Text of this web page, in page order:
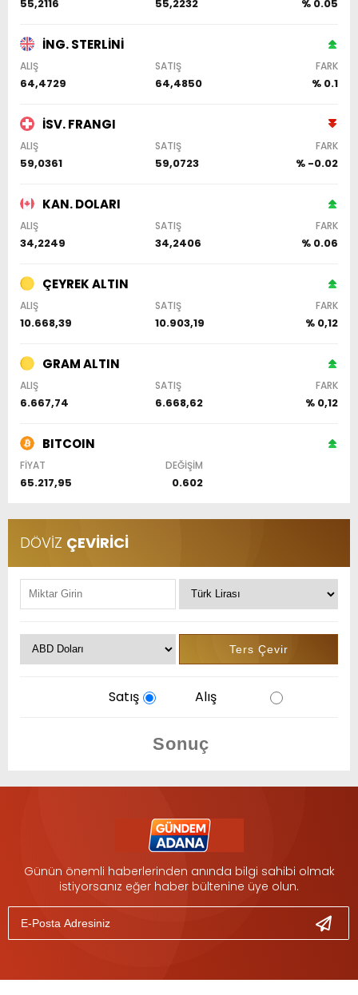
55,2116 55,2232 % 0.05
İNG. STERLİNİ
ALIŞ SATIŞ FARK
64,4729 64,4850 % 0.1
İSV. FRANGI
ALIŞ SATIŞ FARK
59,0361 59,0723 % -0.02
KAN. DOLARI
ALIŞ SATIŞ FARK
34,2249 34,2406 % 0.06
ÇEYREK ALTIN
ALIŞ SATIŞ FARK
10.668,39 10.903,19 % 0,12
GRAM ALTIN
ALIŞ SATIŞ FARK
6.667,74 6.668,62 % 0,12
BITCOIN
FİYAT DEĞİŞİM
65.217,95 0.602
DÖVİZ ÇEVİRİCİ
Satış Alış
Günün önemli haberlerinden anında bilgi sahibi olmak
istiyorsanız eğer haber bültenine üye olun.